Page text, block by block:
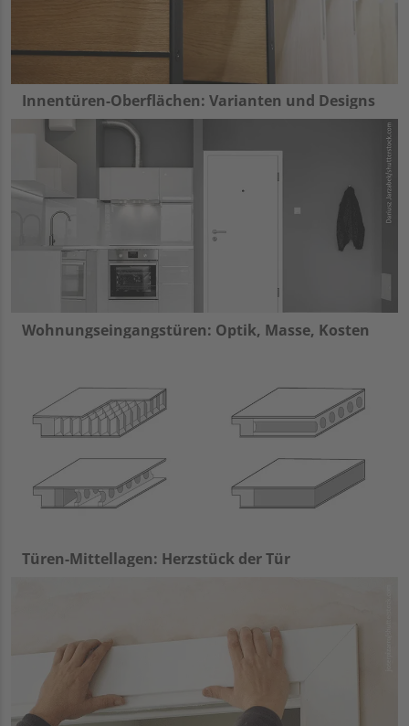
Innentüren-Oberflächen: Varianten und Designs
Wohnungseingangstüren: Optik, Masse, Kosten
Türen-Mittellagen: Herzstück der Tür